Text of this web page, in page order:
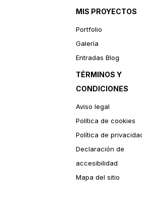
MIS PROYECTOS
Portfolio
Galería
Entradas Blog
TÉRMINOS Y
CONDICIONES
Aviso legal
Política de cookies
Política de
Declaración de
accesibilidad
Mapa del sitio